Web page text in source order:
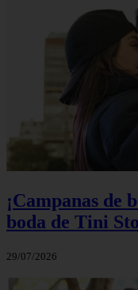
¡Campanas de
boda de Tini
29/07/2026